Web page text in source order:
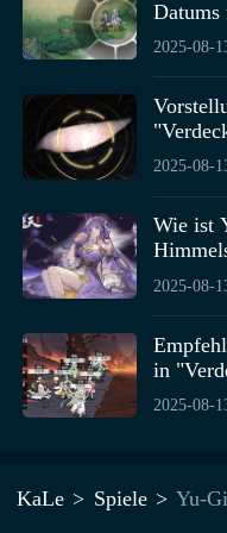
Nutzungsdauer zu
die PC-Version erhält,
maximale
Stunden. Mit ihm startet
reibungslos ohne
um Abbrüche haben
2025-08-
Wer ist
2025-08-
Wie ist
2025-08-
in
– Teile
2025-08-
KaLe Spiele Yu-